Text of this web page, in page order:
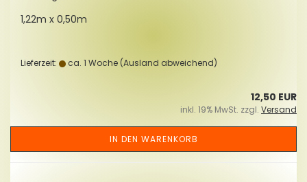
1,22m x 0,50m
Lieferzeit: ca. 1 Woche (Ausland abweichend)
12,50 EUR
inkl. 19% MwSt. zzgl. Versand
IN DEN WARENKORB